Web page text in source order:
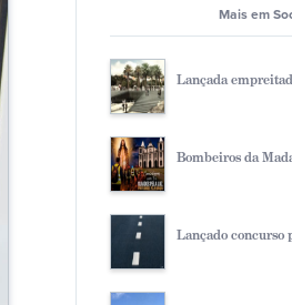
Mais em
Lançada
Bombeiros da
Lançado concurso